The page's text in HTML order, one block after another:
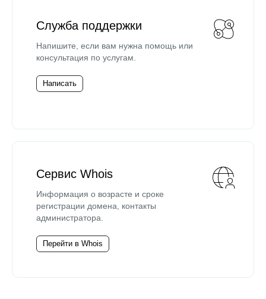
Служба поддержки
Напишите, если вам нужна помощь или
консультация по услугам.
Написать
Сервис Whois
Информация о возрасте и сроке
регистрации домена, контакты
администратора.
Перейти в Whois